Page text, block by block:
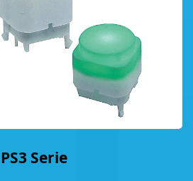
PS3 Serie